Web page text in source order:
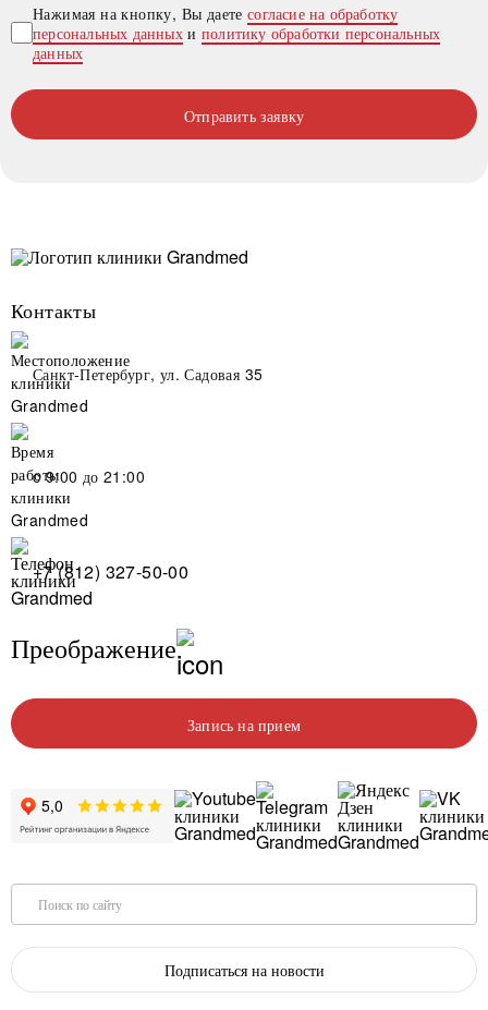
Нажимая на кнопку, Вы даетесогласие на обработку
персональных данныхиполитику обработки персональных
данных
Отправить заявку
Контакты
Санкт-Петербург, ул. Садовая 35
c 9:00 до 21:00
+7 (812) 327-50-00
Преображение
Запись на прием
Поиск по сайту
Подписаться на новости